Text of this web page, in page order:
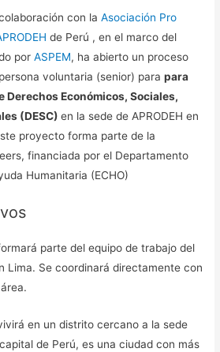
con laAsociación Pro
de Perú , en el marco del
porASPEM, ha abierto un proceso
voluntaria (senior) parapara
Económicos, Sociales,
(DESC)en la sede de APRODEH en
proyecto forma parte de la
financiada por el Departamento
Humanitaria (ECHO)
parte del equipo de trabajo del
Lima. Se coordinará directamente con
en un distrito cercano a la sede
de Perú, es una ciudad con más